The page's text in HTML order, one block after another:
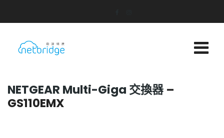
NETGEAR Multi-Giga 交換器 –
GS110EMX